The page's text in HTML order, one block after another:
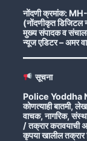
नोंदणी क्रमांक:
(नोंदणीकृत डिजिटल
मुख्य संपादक व
न्यूज एडिटर – अमर
सूचना
Police Yoddha
कोणत्याही बातमी,
वाचक, नागरिक,
/ तक्रार करावयाची
कृपया खालील तक्रार